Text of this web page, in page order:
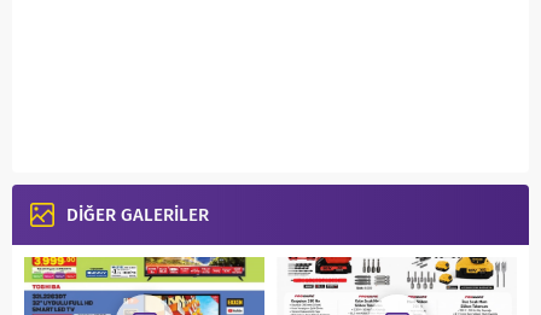
DİĞER GALERİLER